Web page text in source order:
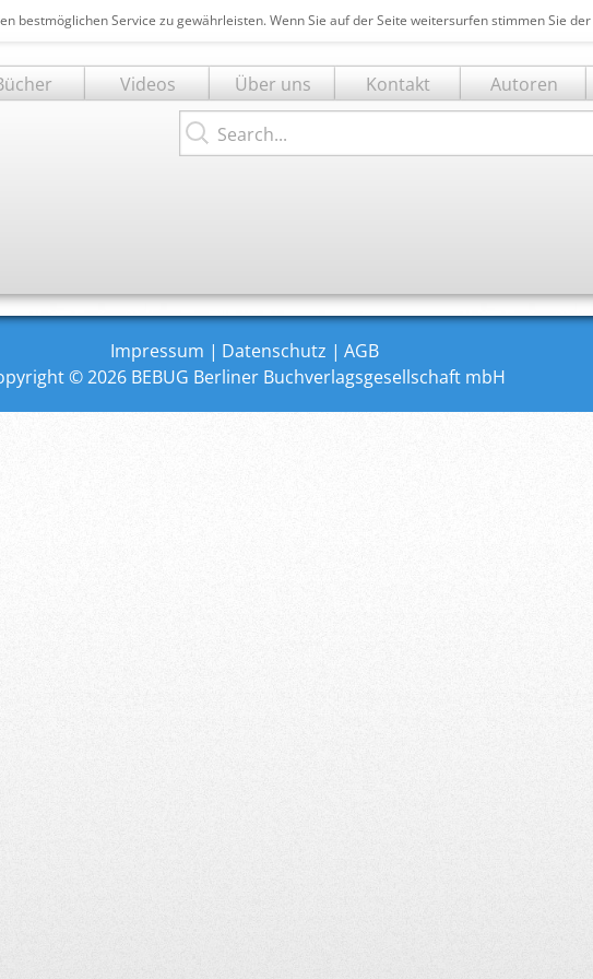
bestmöglichen Service zu gewährleisten. Wenn Sie auf der Seite weitersurfen stimmen Sie der
Videos Über uns Kontakt Autoren
Search...
Impressum Datenschutz
AGB
© 2026 BEBUG Berliner Buchverlagsgesellschaft mbH